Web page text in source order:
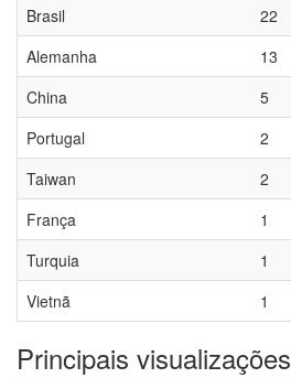
Brasil
22
Alemanha
13
China
5
Portugal
2
Taiwan
2
França
1
Turquia
1
Vietnã
1
Principais